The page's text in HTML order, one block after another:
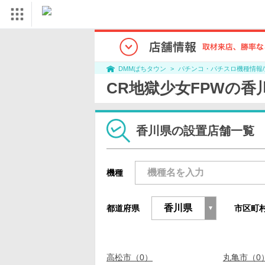
DMMぱちタウン パチンコ・パチスロ機種情報
CR地獄少女FPWの香
香川県の設置店舗一覧
機種
都道府県 市区町
高松市（0） 丸亀市（0